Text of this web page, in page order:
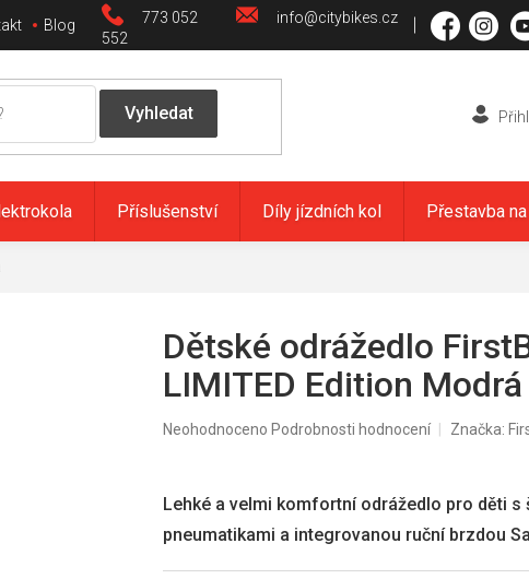
773 052
552
info@citybikes.cz
Blog
Příslušenství Díly jízdních kol Přestavba
Lehké a velmi komfortní odrážedlo pro děti s
pneumatikami a integrovanou ruční brzdou
Dětské odrážedlo
LIMITED Edition Modrá
Průměrné
0,0
5
Neohodnoceno Podrobnosti hodnocení Značka: